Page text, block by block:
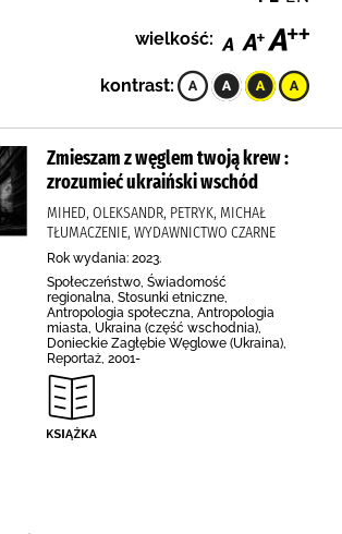
wielkość:
kontrast:
Zmieszam z węglem twoją krew :
zrozumieć ukraiński wschód
MIHED, OLEKSANDR, PETRYK, MICHAŁ
TŁUMACZENIE, WYDAWNICTWO CZARNE
Rok wydania: 2023.
Społeczeństwo, Świadomość
regionalna, Stosunki etniczne,
Antropologia społeczna, Antropologia
miasta, Ukraina (część wschodnia),
Donieckie Zagłębie Węglowe (Ukraina),
Reportaż, 2001-